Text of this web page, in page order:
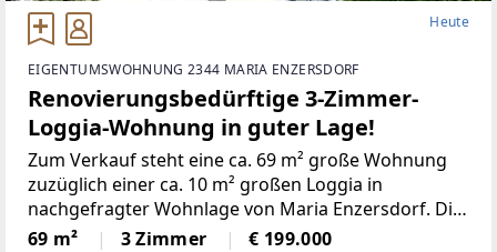
Heute
EIGENTUMSWOHNUNG 2344 MARIA ENZERSDORF
Renovierungsbedürftige 3-Zimmer-
Loggia-Wohnung in guter Lage!
Zum Verkauf steht eine ca. 69 m² große Wohnung
zuzüglich einer ca. 10 m² großen Loggia in
nachgefragter Wohnlage von Maria Enzersdorf. Die
Marktgemeinde
69 m² 3 Zimmer € 199.000